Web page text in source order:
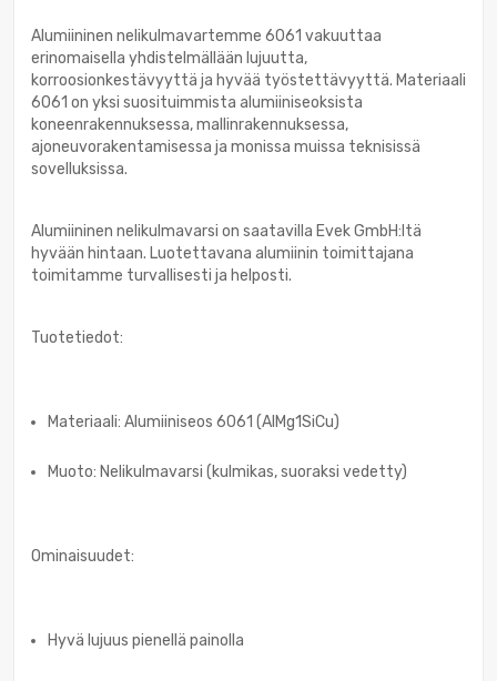
Alumiininen nelikulmavartemme 6061 vakuuttaa
erinomaisella yhdistelmällään lujuutta,
korroosionkestävyyttä ja hyvää työstettävyyttä. Materiaali
6061 on yksi suosituimmista alumiiniseoksista
koneenrakennuksessa, mallinrakennuksessa,
ajoneuvorakentamisessa ja monissa muissa teknisissä
sovelluksissa.
Alumiininen nelikulmavarsi on saatavilla Evek GmbH:ltä
hyvään hintaan. Luotettavana alumiinin toimittajana
toimitamme turvallisesti ja helposti.
Tuotetiedot:
Materiaali: Alumiiniseos 6061 (AlMg1SiCu)
Muoto: Nelikulmavarsi (kulmikas, suoraksi vedetty)
Ominaisuudet:
Hyvä lujuus pienellä painolla